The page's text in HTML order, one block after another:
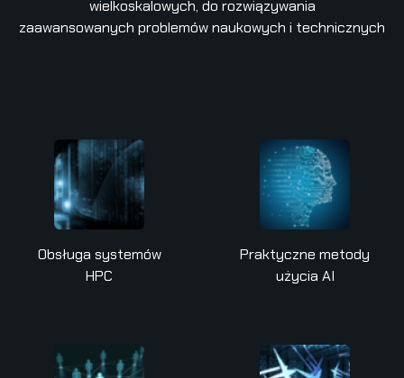
wielkoskalowych, do rozwiązywania
zaawansowanych problemów naukowych i technicznych
Obsługa systemów
HPC
Praktyczne metody
użycia AI